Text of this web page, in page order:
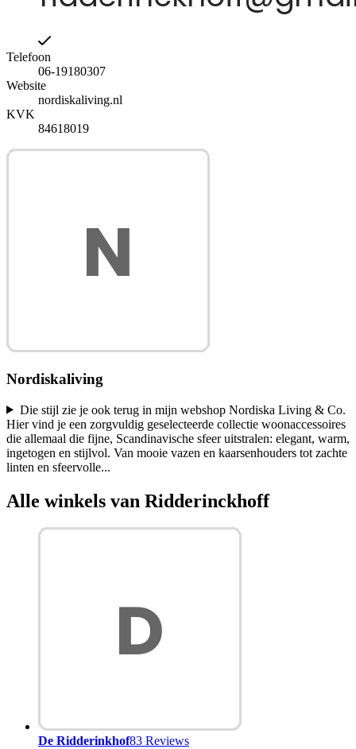
Telefoon
06-19180307
Website
nordiskaliving.nl
KVK
84618019
Nordiskaliving
Die stijl zie je ook terug in mijn webshop Nordiska Living & Co.
Hier vind je een zorgvuldig geselecteerde collectie woonaccessoires
die allemaal die fijne, Scandinavische sfeer uitstralen: elegant, warm,
ingetogen en stijlvol. Van mooie vazen en kaarsenhouders tot zachte
linten en sfeervolle...
Alle winkels van Ridderinckhoff
De Ridderinkhof83 Reviews